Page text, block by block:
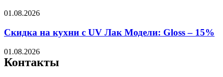
01.08.2026
Скидка на кухни с UV Лак Модели: Gloss – 15%
01.08.2026
Контакты